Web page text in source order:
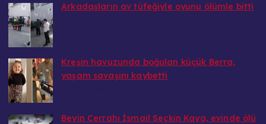
Arkadaşların av tüfeğiyle oyunu ölümle bitti
Kreşin havuzunda boğulan küçük Berra,
yaşam savaşını kaybetti
Beyin Cerrahı İsmail Seçkin Kaya, evinde ölü